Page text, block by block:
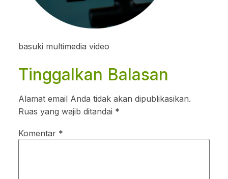
basuki multimedia video
Tinggalkan Balasan
Alamat email Anda tidak akan dipublikasikan.
Ruas yang wajib ditandai *
Komentar *